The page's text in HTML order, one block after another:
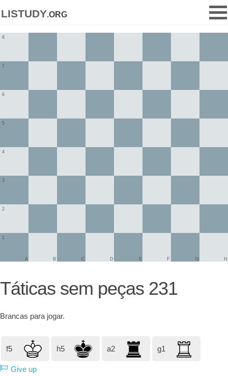
listudy.org
1
2
3
4
5
6
7
8
A B C D E F G H
Táticas sem peças 231
Brancas para jogar.
f5 h5 a2 g1
Give up